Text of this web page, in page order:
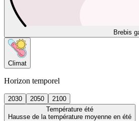
Brebis
Climat
Horizon temporel
2030 2050
2100
Température été
Hausse de la température moyenne en été